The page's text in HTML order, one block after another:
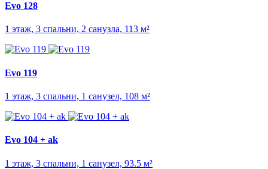
Evo 128
1 этаж, 3 спальни, 2 санузла, 113 м²
Evo 119
1 этаж, 3 спальни, 1 санузел, 108 м²
Evo 104 + ak
1 этаж, 3 спальни, 1 санузел, 93.5 м²